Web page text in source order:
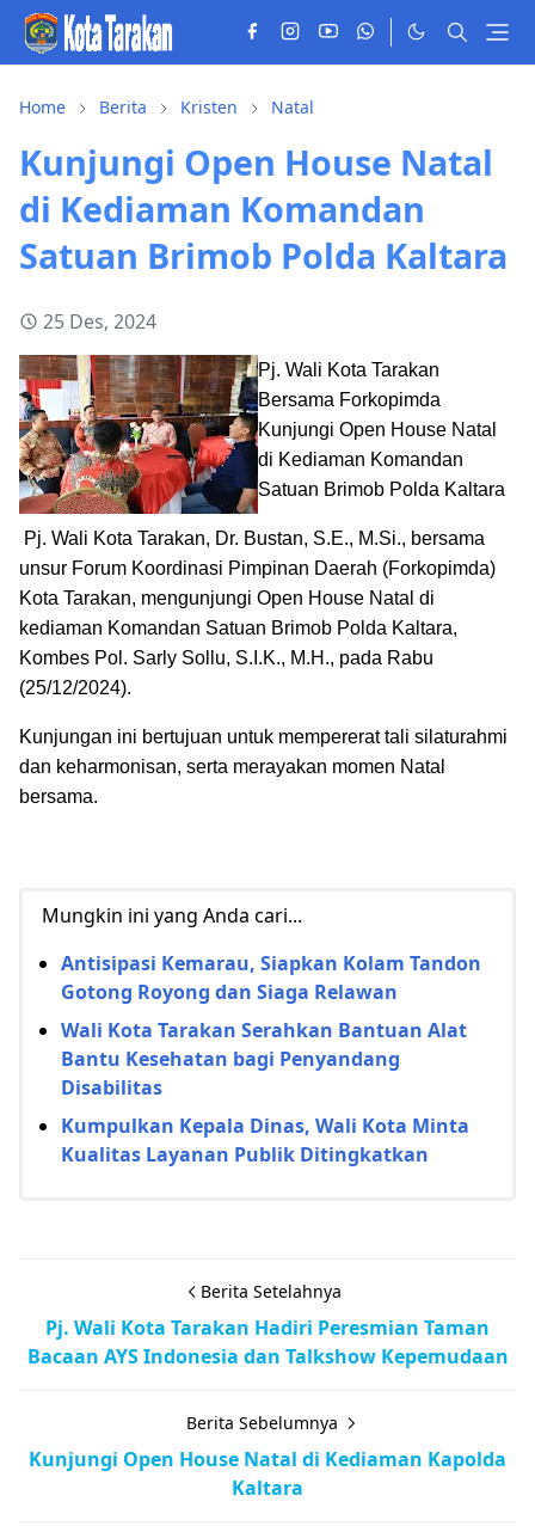
Home Berita Kristen Natal
Kunjungi Open House Natal
di Kediaman Komandan
Satuan Brimob Polda Kaltara
25 Des, 2024
Pj. Wali Kota Tarakan
Bersama Forkopimda
Kunjungi Open House Natal
di Kediaman Komandan
Satuan Brimob Polda Kaltara
Pj. Wali Kota Tarakan, Dr. Bustan, S.E., M.Si., bersama
unsur Forum Koordinasi Pimpinan Daerah (Forkopimda)
Kota Tarakan, mengunjungi Open House Natal di
kediaman Komandan Satuan Brimob Polda Kaltara,
Kombes Pol. Sarly Sollu, S.I.K., M.H., pada Rabu
(25/12/2024).
Kunjungan ini bertujuan untuk mempererat tali silaturahmi
dan keharmonisan, serta merayakan momen Natal
bersama.
Mungkin ini yang Anda cari...
Antisipasi Kemarau, Siapkan Kolam Tandon
Gotong Royong dan Siaga Relawan
Wali Kota Tarakan Serahkan Bantuan Alat
Bantu Kesehatan bagi Penyandang
Disabilitas
Kumpulkan Kepala Dinas, Wali Kota Minta
Kualitas Layanan Publik Ditingkatkan
Berita Setelahnya
Pj. Wali Kota Tarakan Hadiri Peresmian Taman
Bacaan AYS Indonesia dan Talkshow Kepemudaan
Berita Sebelumnya
Kunjungi Open House Natal di Kediaman Kapolda
Kaltara